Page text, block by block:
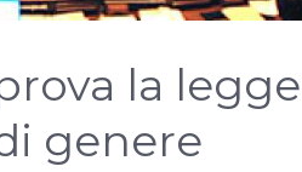
la legge
genere